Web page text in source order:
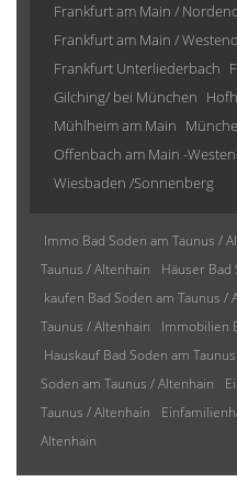
Frankfurt am Main /
Frankfurt am Main /
Frankfurt Unterliederbach
Gilching/ bei München
Mühlheim am Main
Offenbach am Main -
Wiesbaden /Sonnenberg
Immo Bad Soden am Taunus /
Taunus / Altenhain
Häuser Bad
kaufen Bad Soden am Taunus /
Taunus / Altenhain
Immobilien
Hauskauf Bad Soden am
Soden am Taunus / Altenhain
Taunus / Altenhain
Altenhain